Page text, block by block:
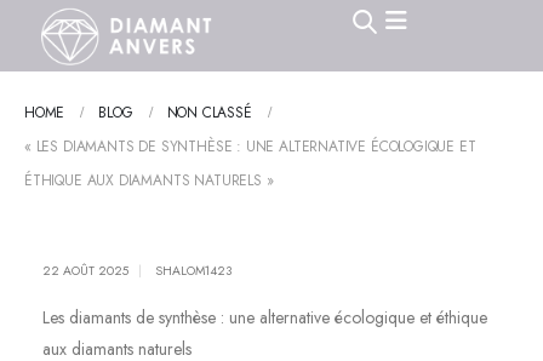
HOME BLOG
NON CLASSÉ
« LES DIAMANTS DE SYNTHÈSE : UNE ALTERNATIVE ÉCOLOGIQUE ET
ÉTHIQUE AUX DIAMANTS NATURELS »
22 AOÛT 2025 SHALOM1423
Les diamants de synthèse : une alternative écologique et éthique
aux diamants naturels